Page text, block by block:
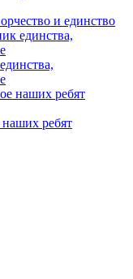
и единство
наших ребят